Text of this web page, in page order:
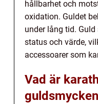
hållbarhet och
oxidation. Guldet
under lång tid.
status och värde,
accessoarer som
Vad är